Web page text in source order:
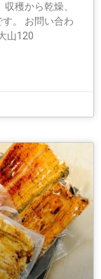
穫から乾燥、
。 お問い合わ
山120